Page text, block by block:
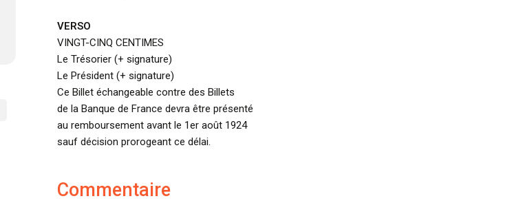
VERSO
VINGT-CINQ CENTIMES
Le Trésorier (+ signature)
Le Président (+ signature)
Ce Billet échangeable contre des Billets
de la Banque de France devra être présenté
au remboursement avant le 1er août 1924
sauf décision prorogeant ce délai.
Commentaire